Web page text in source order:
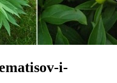
i-